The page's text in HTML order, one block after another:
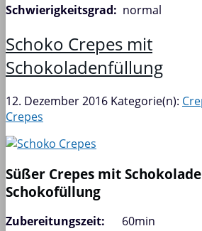
Schwierigkeitsgrad: normal
Schoko Crepes mit
Schokoladenfüllung
12. Dezember 2016 Kategorie(n):
Crepes
Süßer Crepes mit
Schokofüllung
Zubereitungszeit: 60min